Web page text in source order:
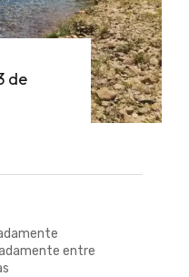
de
entre